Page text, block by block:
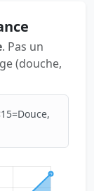
. Pas un
(douche,